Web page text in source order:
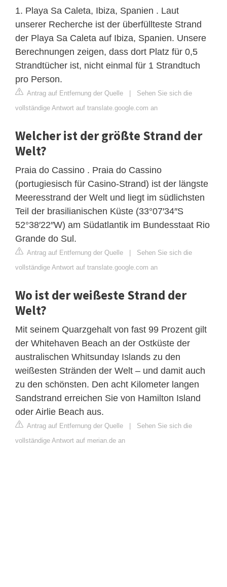
1. Playa Sa Caleta, Ibiza, Spanien . Laut
unserer Recherche ist der überfüllteste Strand
der Playa Sa Caleta auf Ibiza, Spanien. Unsere
Berechnungen zeigen, dass dort Platz für 0,5
Strandtücher ist, nicht einmal für 1 Strandtuch
pro Person.
Antrag auf Entfernung der Quelle | Sehen Sie sich die
vollständige Antwort auf translate.google.com an
Welcher ist der größte Strand der
Welt?
Praia do Cassino . Praia do Cassino
(portugiesisch für Casino-Strand) ist der längste
Meeresstrand der Welt und liegt im südlichsten
Teil der brasilianischen Küste (33°07′34″S
52°38′22″W) am Südatlantik im Bundesstaat Rio
Grande do Sul.
Antrag auf Entfernung der Quelle | Sehen Sie sich die
vollständige Antwort auf translate.google.com an
Wo ist der weißeste Strand der
Welt?
Mit seinem Quarzgehalt von fast 99 Prozent gilt
der Whitehaven Beach an der Ostküste der
australischen Whitsunday Islands zu den
weißesten Stränden der Welt – und damit auch
zu den schönsten. Den acht Kilometer langen
Sandstrand erreichen Sie von Hamilton Island
oder Airlie Beach aus.
Antrag auf Entfernung der Quelle | Sehen Sie sich die
vollständige Antwort auf merian.de an